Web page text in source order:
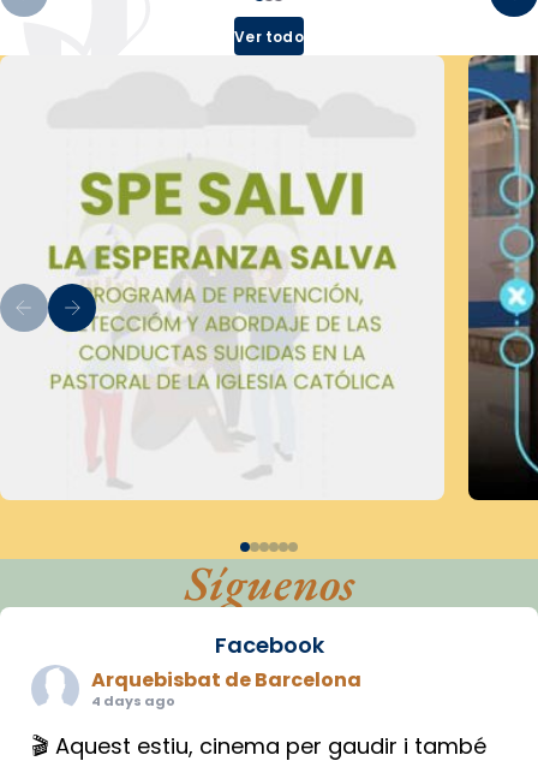
Ver todo
Síguenos
Facebook
Arquebisbat de Barcelona
4 days ago
🎬 Aquest estiu, cinema per gaudir i també